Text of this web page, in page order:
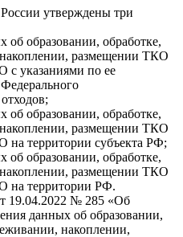
утверждены три
об образовании, обработке,
размещении ТКО
с указаниями по ее
об образовании, обработке,
размещении ТКО
на территории субъекта РФ;
об образовании, обработке,
размещении ТКО
на территории РФ.
19.04.2022 № 285 «Об
данных об образовании,
накоплении,